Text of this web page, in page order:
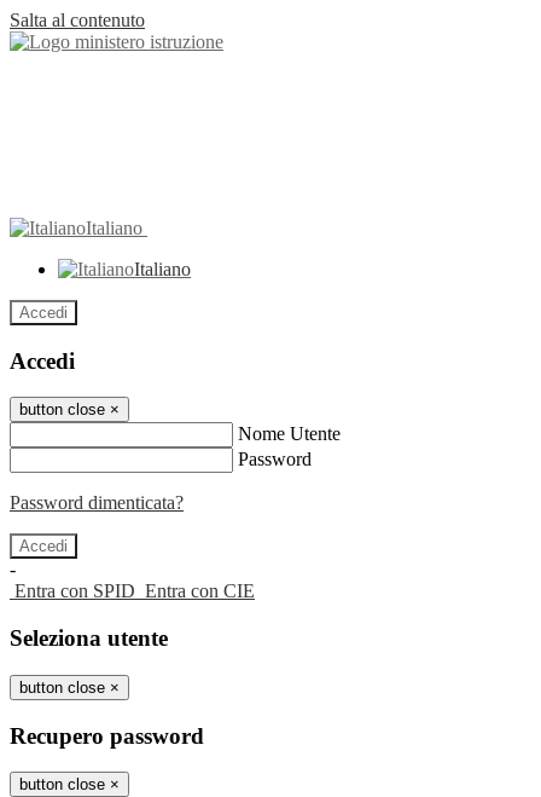
Salta al contenuto
Italiano
Italiano
Accedi
Accedi
button close ×
Nome Utente
Password
Password dimenticata?
-
Entra con SPID Entra con CIE
Seleziona utente
button close ×
Recupero password
button close ×